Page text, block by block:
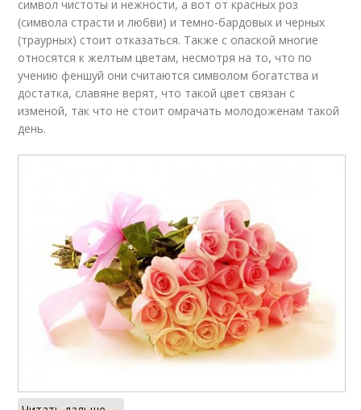
символ чистоты и нежности, а вот от красных роз
(символа страсти и любви) и темно-бардовых и черных
(траурных) стоит отказаться. Также с опаской многие
относятся к желтым цветам, несмотря на то, что по
учению феншуй они считаются символом богатства и
достатка, славяне верят, что такой цвет связан с
изменой, так что не стоит омрачать молодоженам такой
день.